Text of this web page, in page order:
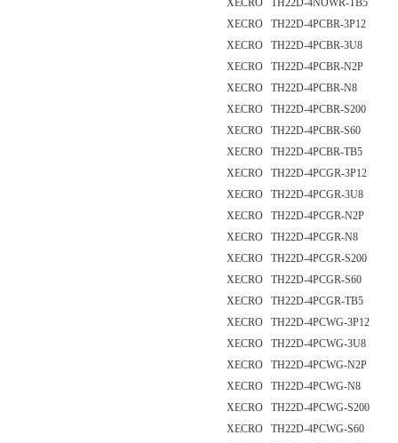
XECRO TH22D-4NOWR-TB5
XECRO TH22D-4PCBR-3P12
XECRO TH22D-4PCBR-3U8
XECRO TH22D-4PCBR-N2P
XECRO TH22D-4PCBR-N8
XECRO TH22D-4PCBR-S200
XECRO TH22D-4PCBR-S60
XECRO TH22D-4PCBR-TB5
XECRO TH22D-4PCGR-3P12
XECRO TH22D-4PCGR-3U8
XECRO TH22D-4PCGR-N2P
XECRO TH22D-4PCGR-N8
XECRO TH22D-4PCGR-S200
XECRO TH22D-4PCGR-S60
XECRO TH22D-4PCGR-TB5
XECRO TH22D-4PCWG-3P12
XECRO TH22D-4PCWG-3U8
XECRO TH22D-4PCWG-N2P
XECRO TH22D-4PCWG-N8
XECRO TH22D-4PCWG-S200
XECRO TH22D-4PCWG-S60